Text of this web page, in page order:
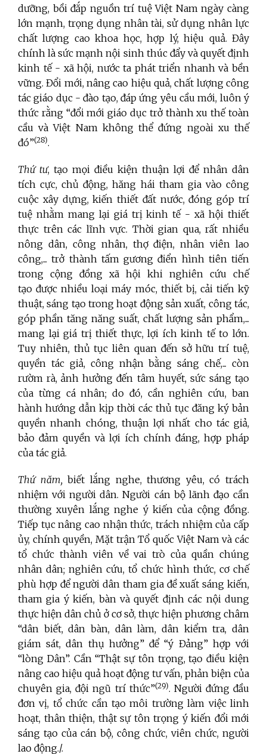
dưỡng, bồi đắp nguồn trí tuệ Việt Nam ngày càng
lớn mạnh, trọng dụng nhân tài, sử dụng nhân lực
chất lượng cao khoa học, hợp lý, hiệu quả. Đây
chính là sức mạnh nội sinh thúc đẩy và quyết định
kinh tế - xã hội, nước ta phát triển nhanh và bền
vững. Đổi mới, nâng cao hiệu quả, chất lượng công
tác giáo dục - đào tạo, đáp ứng yêu cầu mới, luôn ý
thức rằng “đổi mới giáo dục trở thành xu thế toàn
cầu và Việt Nam không thể đứng ngoài xu thế
đó”(28).
Thứ tư, tạo mọi điều kiện thuận lợi để nhân dân
tích cực, chủ động, hăng hái tham gia vào công
cuộc xây dựng, kiến thiết đất nước, đóng góp trí
tuệ nhằm mang lại giá trị kinh tế - xã hội thiết
thực trên các lĩnh vực. Thời gian qua, rất nhiều
nông dân, công nhân, thợ điện, nhân viên lao
công,... trở thành tấm gương điển hình tiên tiến
trong cộng đồng xã hội khi nghiên cứu chế
tạo được nhiều loại máy móc, thiết bị, cải tiến kỹ
thuật, sáng tạo trong hoạt động sản xuất, công tác,
góp phần tăng năng suất, chất lượng sản phẩm,...
mang lại giá trị thiết thực, lợi ích kinh tế to lớn.
Tuy nhiên, thủ tục liên quan đến sở hữu trí tuệ,
quyền tác giả, công nhận bằng sáng chế,... còn
rườm rà, ảnh hưởng đến tâm huyết, sức sáng tạo
của từng cá nhân; do đó, cần nghiên cứu, ban
hành hướng dẫn kịp thời các thủ tục đăng ký bản
quyền nhanh chóng, thuận lợi nhất cho tác giả,
bảo đảm quyền và lợi ích chính đáng, hợp pháp
của tác giả.
Thứ năm, biết lắng nghe, thương yêu, có trách
nhiệm với người dân. Người cán bộ lãnh đạo cần
thường xuyên lắng nghe ý kiến của cộng đồng.
Tiếp tục nâng cao nhận thức, trách nhiệm của cấp
ủy, chính quyền, Mặt trận Tổ quốc Việt Nam và các
tổ chức thành viên về vai trò của quần chúng
nhân dân; nghiên cứu, tổ chức hình thức, cơ chế
phù hợp để người dân tham gia đề xuất sáng kiến,
tham gia ý kiến, bàn và quyết định các nội dung
thực hiện dân chủ ở cơ sở, thực hiện phương châm
“dân biết, dân bàn, dân làm, dân kiểm tra, dân
giám sát, dân thụ hưởng” để “ý Đảng” hợp với
“lòng Dân”. Cần “Thật sự tôn trọng, tạo điều kiện
nâng cao hiệu quả hoạt động tư vấn, phản biện của
chuyên gia, đội ngũ trí thức”(29). Người đứng đầu
đơn vị, tổ chức cần tạo môi trường làm việc linh
hoạt, thân thiện, thật sự tôn trọng ý kiến đổi mới
sáng tạo của cán bộ, công chức, viên chức, người
lao động./.